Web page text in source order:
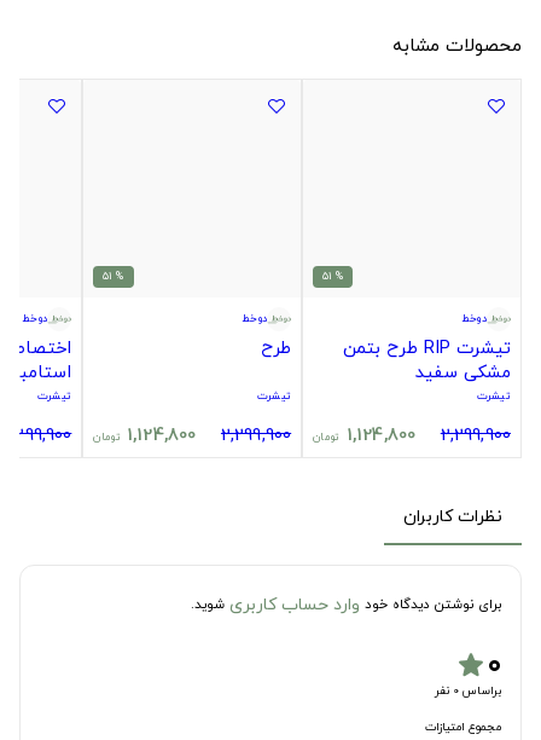
محصولات مشابه
% 51
دوخط
تیشرت RIP طرح بتمن
مشکی سفید
تیشرت
2,299,900
1,124,800 تومان
% 51
دوخط
طرح
تیشرت
2,299,900
1,124,800 تومان
دوخط
استامبل
محدود!!
تیشرت
2,299,900
نظرات کاربران
برای نوشتن دیدگاه خود وارد حساب کاربری شوید.
۰star
براساس 0 نفر
مجموع امتیازات